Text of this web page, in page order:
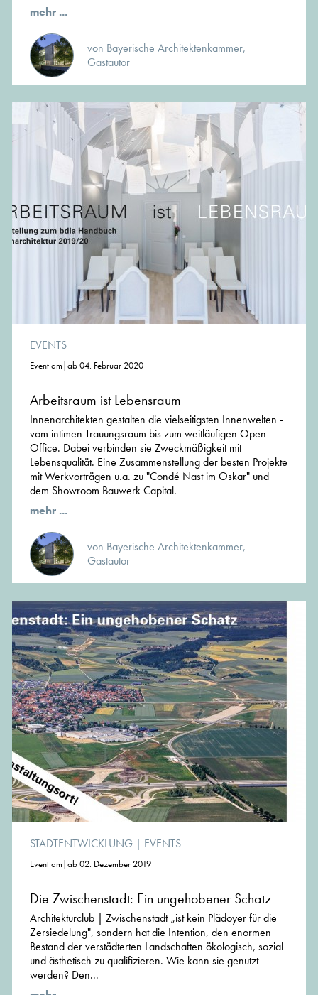
mehr ...
von Bayerische Architektenkammer,
Gastautor
EVENTS
Event am|ab 04. Februar 2020
Arbeitsraum ist Lebensraum
Innenarchitekten gestalten die vielseitigsten Innenwelten -
vom intimen Trauungsraum bis zum weitläufigen Open
Office. Dabei verbinden sie Zweckmäßigkeit mit
Lebensqualität. Eine Zusammenstellung der besten Projekte
mit Werkvorträgen u.a. zu "Condé Nast im Oskar" und
dem Showroom Bauwerk Capital.
mehr ...
von Bayerische Architektenkammer,
Gastautor
STADTENTWICKLUNG | EVENTS
Event am|ab 02. Dezember 2019
Die Zwischenstadt: Ein ungehobener Schatz
Architekturclub | Zwischenstadt „ist kein Plädoyer für die
Zersiedelung", sondern hat die Intention, den enormen
Bestand der verstädterten Landschaften ökologisch, sozial
und ästhetisch zu qualifizieren. Wie kann sie genutzt
werden? Den...